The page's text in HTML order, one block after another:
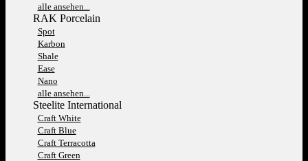
alle ansehen...
RAK Porcelain
Spot
Karbon
Shale
Ease
Nano
alle ansehen...
Steelite International
Craft White
Craft Blue
Craft Terracotta
Craft Green